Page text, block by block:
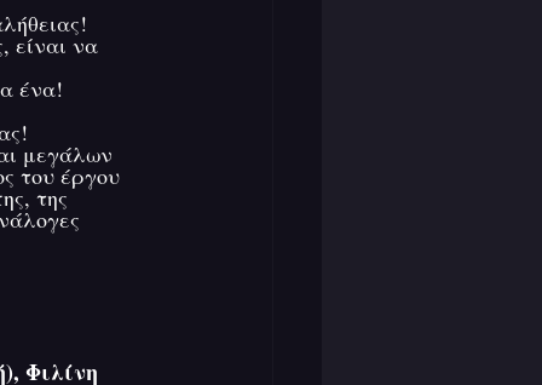
είναι να
ένα!
μεγάλων
του έργου
της
Φιλίνη